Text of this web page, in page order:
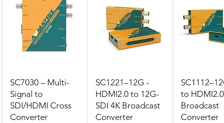
SC7030 – Multi-
Signal to
SDI/HDMI Cross
Converter
SC1221–12G -
HDMI2.0 to 12G-
SDI 4K Broadcast
Converter
to
Broadcast
Converter